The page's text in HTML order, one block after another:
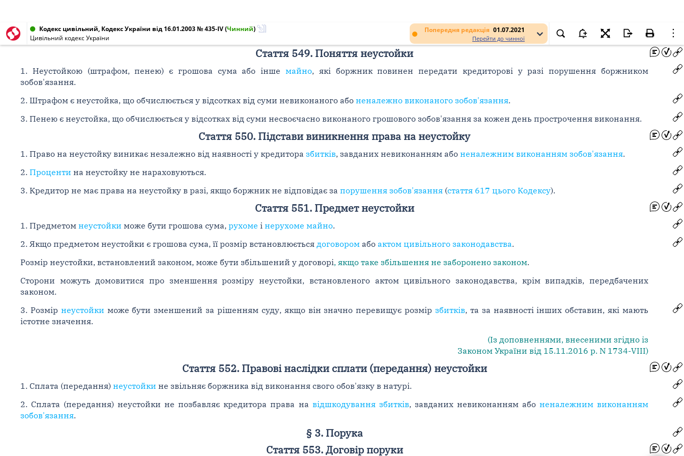
Попередня редакція 01.07.2021
Перейти до чинної
Кодекс цивільний, Кодекс України від 16.01.2003 № 435-IV(Чинний)
Цивільний кодекс України